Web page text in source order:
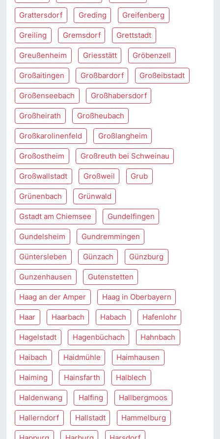
Grattersdorf Greding Greifenberg
Greiling Gremsdorf Grettstadt
Greußenheim Griesstätt Gröbenzell
Großaitingen Großbardorf Großeibstadt
Großenseebach Großhabersdorf
Großheirath Großheubach
Großkarolinenfeld Großlangheim
Großostheim Großreuth bei Schweinau
Großwallstadt Großweil Grub
Grünenbach Grünwald
Gstadt am Chiemsee Gundelfingen
Gundelsheim Gundremmingen
Güntersleben Günzach Günzburg
Gunzenhausen Gutenstetten
Haag an der Amper Haag in Oberbayern
Haar Haarbach Habach Hafenlohr
Hagelstadt Hagenbüchach Hahnbach
Haibach Haidmühle Haimhausen
Haiming Hainsfarth Halblech
Haldenwang Halfing Hallbergmoos
Hallerndorf Hallstadt Hammelburg